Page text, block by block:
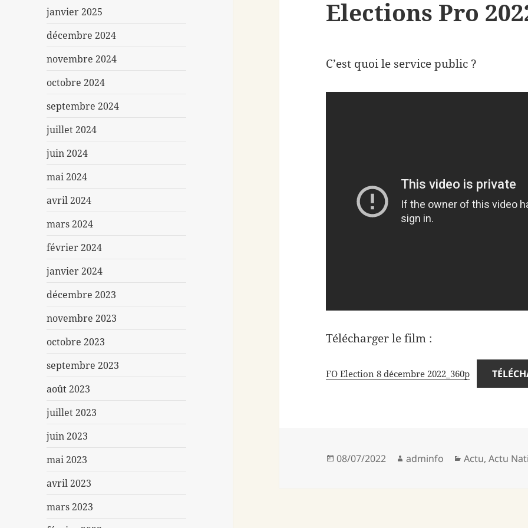
janvier 2025
décembre 2024
novembre 2024
octobre 2024
septembre 2024
juillet 2024
juin 2024
mai 2024
avril 2024
mars 2024
février 2024
janvier 2024
décembre 2023
novembre 2023
octobre 2023
septembre 2023
août 2023
juillet 2023
juin 2023
mai 2023
avril 2023
mars 2023
Elections Pro
C’est quoi le service public ?
Télécharger le film :
FO Election 8 décembre 2022_360p
Publié
08/07/2022 Auteur
adminfo Catégories
Actu,Actu